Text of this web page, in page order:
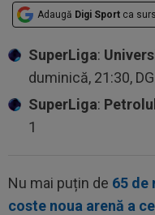
Adaugă Digi Sport ca
SuperLiga:
duminică, 21:30,
SuperLiga:
1
Nu mai puțin de 65 de
coste noua arenă a